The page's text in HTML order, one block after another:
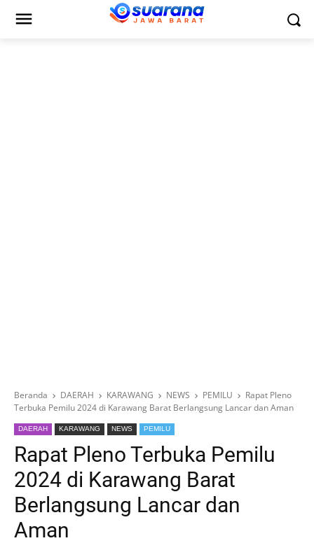
Beranda DAERAH KARAWANG NEWS PEMILU
Rapat Pleno
Terbuka Pemilu 2024 di Karawang Barat Berlangsung Lancar dan Aman
DAERAH KARAWANG NEWS PEMILU
Rapat Pleno Terbuka Pemilu
2024 di Karawang Barat
Berlangsung Lancar dan
Aman